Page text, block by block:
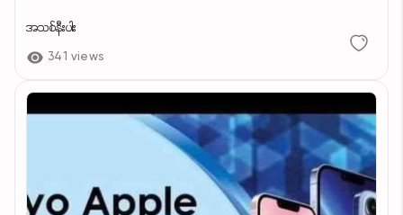
အသစ်နီးပါး
341 views